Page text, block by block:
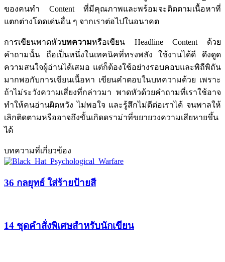
ของคนทำ Content ที่มีคุณภาพและพร้อมจะติดตามเนื้อหาที่
แตกต่างโดดเด่นอื่น ๆ จากเราต่อไปในอนาคต
การเขียนพาดหัวบทความหรือเขียน Headline Content ด้วย
คำถามนั้น ถือเป็นหนึ่งในเทคนิคที่ทรงพลัง ใช้งานได้ดี ดึงดูด
ความสนใจผู้อ่านได้เสมอ แต่ก็ต้องใช้อย่างรอบคอบและพิถีพิถัน
มากพอกับการเขียนเนื้อหา เขียนคำตอบในบทความด้วย เพราะ
ถ้าไม่ระวังความเสี่ยงที่กล่าวมา พาดหัวด้วยคำถามที่เราใช้อาจ
ทำให้คนอ่านผิดหวัง ไม่พอใจ และรู้สึกไม่ดีต่อเราได้ จนพาลให้
เลิกติดตามหรืออาจถึงขั้นเกิดดราม่าที่ขยายวงความเสียหายขึ้น
ได้
บทความที่เกี่ยวข้อง
36 กลยุทธ์ ใส่ร้ายป้ายสี
14 ชุดคำสั่งพิเศษสำหรับนักเขียน